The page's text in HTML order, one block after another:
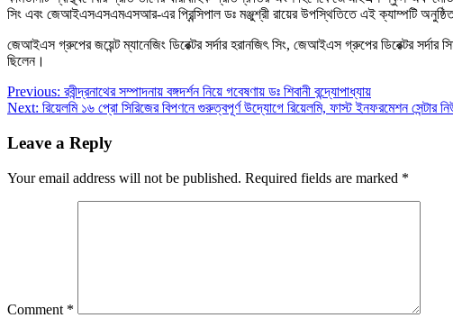
সিং এবং জেআইএসএসএমএসআর-এর প্রিন্সিপাল ডঃ মঞ্জুশ্রী রায়ের উপস্থিতিতে এই ক্যাম্পটি
জেআইএস গ্রুপের জয়েন্ট ম্যানেজিং ডিরেক্টর সর্দার হরানজিৎ সিং, জেআইএস গ্রুপের ডিরেক্টর
ছিলেন।
Post
navigation
Previous: রবীন্দ্রনাথের সম্পাদনায় বঙ্গদর্শন নিয়ে গবেষণায় ডঃ শিবানী বন্দ্যোপাধ্যায়
Next: রিয়েলমি ১৬ প্রো সিরিজের বিপণনে গুরুত্বপূর্ণ উদ্যোগে রিয়েলমি, ফাস্ট ইনফরমেশন সেন্টার
Leave a Reply
Your email address will not be published. Required fields are marked *
Comment *